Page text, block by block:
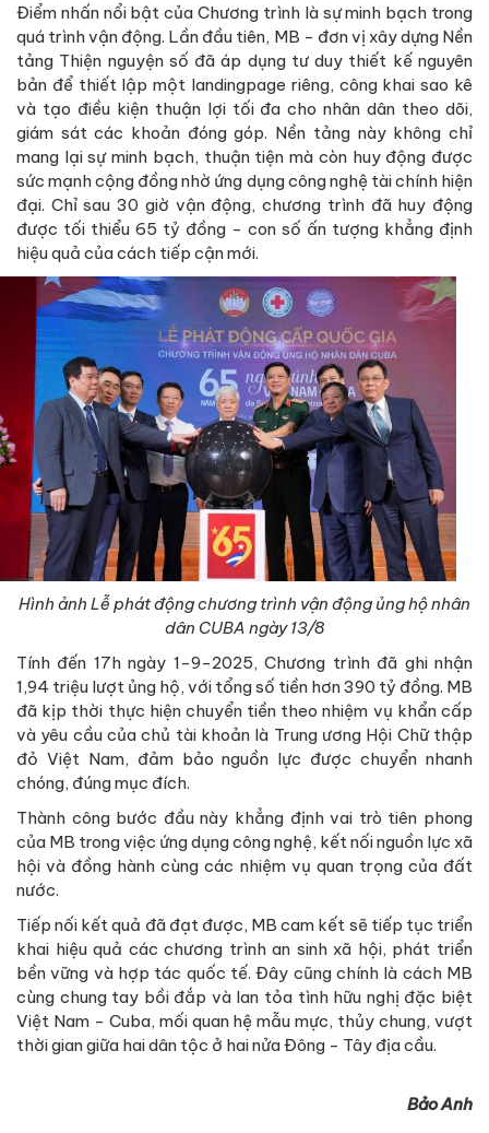
Điểm nhấn nổi bật của Chương trình là sự minh bạch trong
quá trình vận động. Lần đầu tiên, MB - đơn vị xây dựng Nền
tảng Thiện nguyện số đã áp dụng tư duy thiết kế nguyên
bản để thiết lập một landingpage riêng, công khai sao kê
và tạo điều kiện thuận lợi tối đa cho nhân dân theo dõi,
giám sát các khoản đóng góp. Nền tảng này không chỉ
mang lại sự minh bạch, thuận tiện mà còn huy động được
sức mạnh cộng đồng nhờ ứng dụng công nghệ tài chính hiện
đại. Chỉ sau 30 giờ vận động, chương trình đã huy động
được tối thiểu 65 tỷ đồng - con số ấn tượng khẳng định
hiệu quả của cách tiếp cận mới.
Hình ảnh Lễ phát động chương trình vận động ủng hộ nhân
dân CUBA ngày 13/8
Tính đến 17h ngày 1-9-2025, Chương trình đã ghi nhận
1,94 triệu lượt ủng hộ, với tổng số tiền hơn 390 tỷ đồng. MB
đã kịp thời thực hiện chuyển tiền theo nhiệm vụ khẩn cấp
và yêu cầu của chủ tài khoản là Trung ương Hội Chữ thập
đỏ Việt Nam, đảm bảo nguồn lực được chuyển nhanh
chóng, đúng mục đích.
Thành công bước đầu này khẳng định vai trò tiên phong
của MB trong việc ứng dụng công nghệ, kết nối nguồn lực xã
hội và đồng hành cùng các nhiệm vụ quan trọng của đất
nước.
Tiếp nối kết quả đã đạt được, MB cam kết sẽ tiếp tục triển
khai hiệu quả các chương trình an sinh xã hội, phát triển
bền vững và hợp tác quốc tế. Đây cũng chính là cách MB
cùng chung tay bồi đắp và lan tỏa tình hữu nghị đặc biệt
Việt Nam - Cuba, mối quan hệ mẫu mực, thủy chung, vượt
thời gian giữa hai dân tộc ở hai nửa Đông - Tây địa cầu.
Bảo Anh